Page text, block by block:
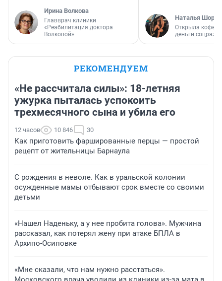
Ирина Волкова
Главврач клиники
«Реабилитация доктора
Волковой»
Наталья
Открыла
деньги
РЕКОМЕНДУЕМ
«Не рассчитала силы»: 18-летняя
ужурка пыталась успокоить
трехмесячного сына и убила его
12 часов 10 846 30
Как приготовить фаршированные перцы — простой
рецепт от жительницы Барнаула
С рождения в неволе. Как в уральской колонии
осужденные мамы отбывают срок вместе со своими
детьми
«Нашел Наденьку, а у нее пробита голова». Мужчина
рассказал, как потерял жену при атаке БПЛА в
Архипо-Осиповке
«Мне сказали, что нам нужно расстаться».